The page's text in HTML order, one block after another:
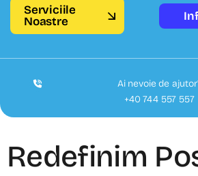
Serviciile
Noastre
Ai nevoie de
+40 744 557 557
Redefinim